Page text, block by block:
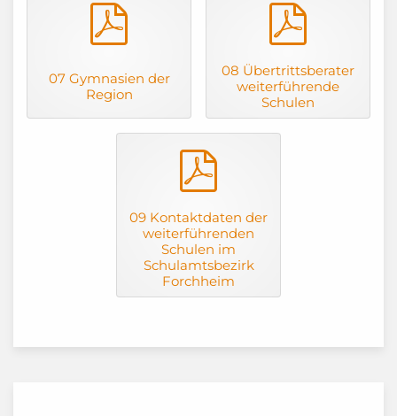
07 Gymnasien der
Region
08 Übertrittsberater
weiterführende
Schulen
09 Kontaktdaten der
weiterführenden
Schulen im
Schulamtsbezirk
Forchheim